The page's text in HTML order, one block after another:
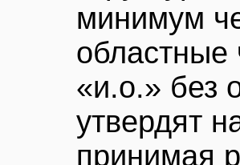
минимум
областные
«и.о.» без
утвердят
принимая